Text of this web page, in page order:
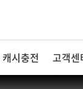
캐시충전 고객센